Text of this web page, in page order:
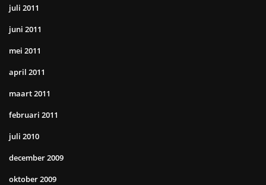
juli 2011
juni 2011
mei 2011
april 2011
maart 2011
februari 2011
juli 2010
december 2009
oktober 2009